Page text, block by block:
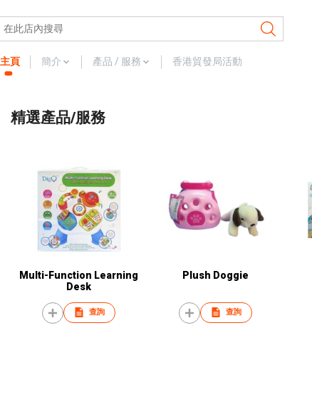
主頁 簡介 產品 / 服務 香港貿發局活動
精選產品/服務
Multi-Function Learning
Desk
查詢
Plush Doggie
查詢